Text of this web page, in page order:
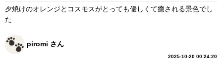
夕焼けのオレンジとコスモスがとっても優しくて癒される景色でし
た
piromi さん
2025-10-20 00:24:20